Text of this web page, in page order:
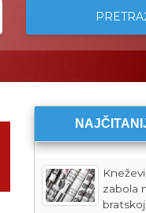
Knežević: "Crna Gora
zabola